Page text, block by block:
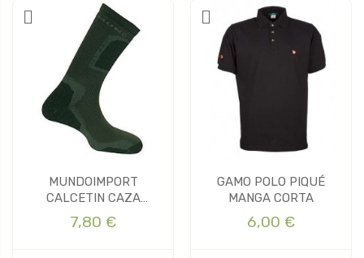
MUNDOIMPORT
CALCETIN CAZA
EXTREME
7,80 €
GAMO POLO PIQUÉ
MANGA CORTA
6,00 €